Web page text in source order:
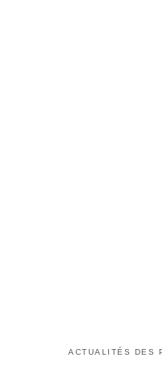
ACTUALITÉS DES